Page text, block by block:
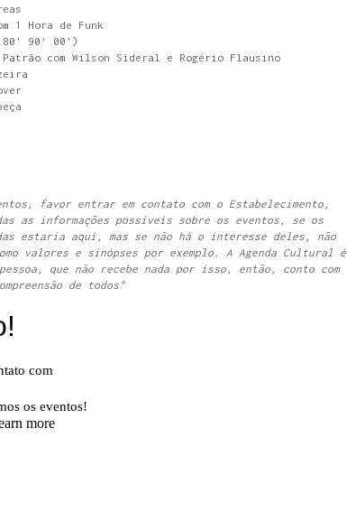
1 Hora de Funk
80' 90' 00')
Patrão com Wilson Sideral e Rogério Flausino
favor entrar em contato com o Estabelecimento,
as informações possíveis sobre os eventos, se os
estaria aqui, mas se não há o interesse deles, não
valores e sinópses por exemplo. A Agenda Cultural é
que não recebe nada por isso, então, conto com
de todos"